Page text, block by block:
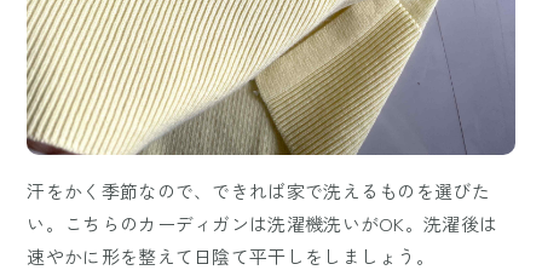
汗をかく季節なので、できれば家で洗えるものを選びた
い。こちらのカーディガンは洗濯機洗いがOK。洗濯後は
速やかに形を整えて日陰て平干しをしましょう。